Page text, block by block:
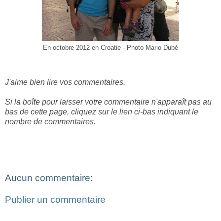
En octobre 2012 en Croatie - Photo Mario Dubé
J'aime bien lire vos commentaires.
Si la boîte pour laisser votre commentaire n'apparaît pas au
bas de cette page, cliquez sur le lien ci-bas indiquant le
nombre de commentaires.
Aucun commentaire:
Publier un commentaire